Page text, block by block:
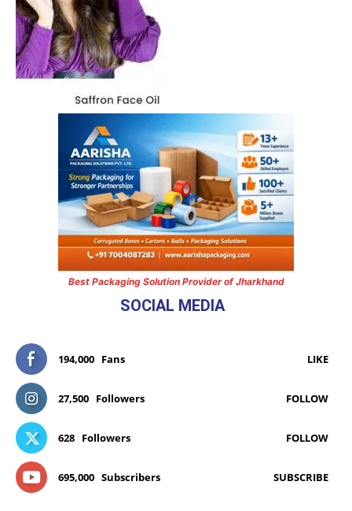
Best Packaging Solution Provider of Jharkhand
SOCIAL MEDIA
194,000 Fans LIKE
27,500 Followers FOLLOW
628 Followers FOLLOW
695,000 Subscribers SUBSCRIBE